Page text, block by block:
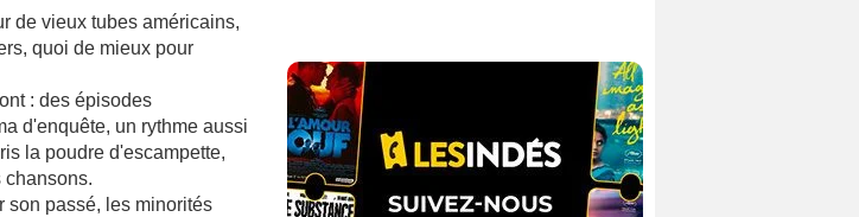
de vieux tubes américains,
quoi de mieux pour
: des épisodes
d'enquête, un rythme aussi
la poudre d'escampette,
chansons.
son passé, les minorités